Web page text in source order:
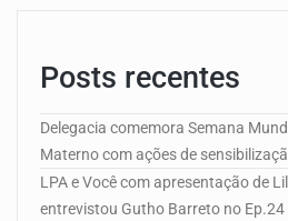
Posts recentes
Delegacia comemora Semana
Materno com ações de
LPA e Você com apresentação de
entrevistou Gutho Barreto no Ep.24